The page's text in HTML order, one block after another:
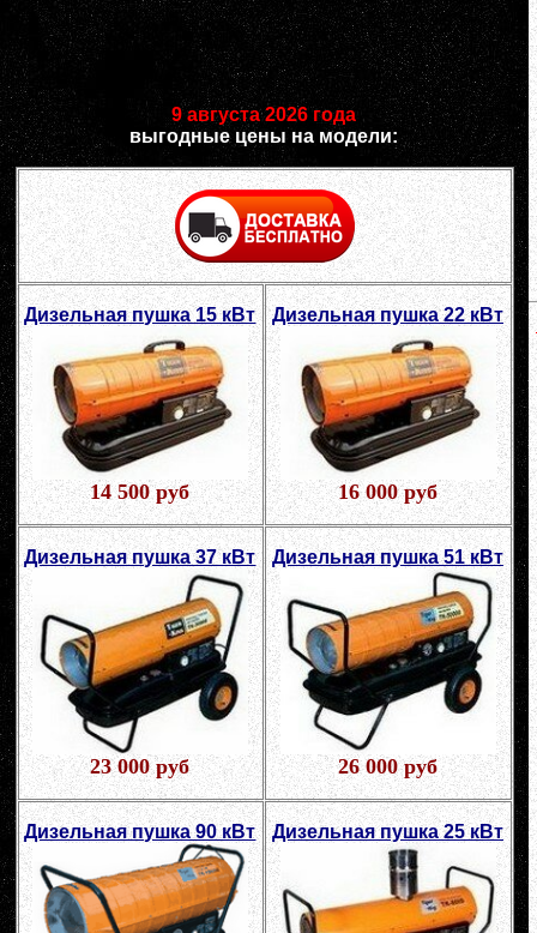
9 августа 2026 года
выгодные цены на модели:
Дизельная пушка 15 кВт
14 500 руб
Дизельная пушка 22 кВт
16 000 руб
Дизельная пушка 37 кВт
23 000 руб
Дизельная пушка 51 кВт
26 000 руб
Дизельная пушка 90 кВт Дизельная пушка 25 кВт